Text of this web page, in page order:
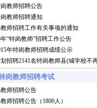
教师招聘公告
教师招聘通知
师招聘工作有关事项的通知
“特岗教师”招聘工作公告
年特岗教师招聘成绩公示
招聘2141名特岗教师县(城学校不
岗教师招聘考试
师招聘公告
师招聘公告（1800人）